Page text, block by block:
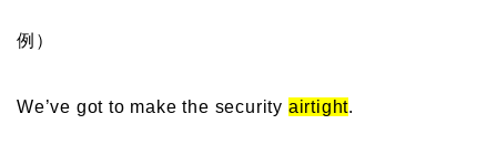
例）
We’ve got to make the security airtight.